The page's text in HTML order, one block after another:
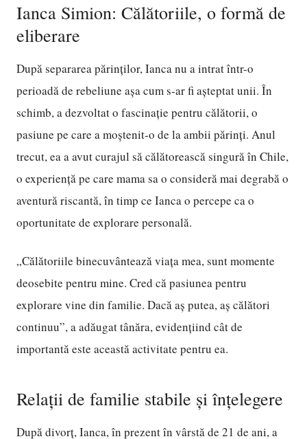
Ianca Simion: Călătoriile, o formă de
eliberare
După separarea părinților, Ianca nu a intrat într-o
perioadă de rebeliune așa cum s-ar fi așteptat unii. În
schimb, a dezvoltat o fascinație pentru călătorii, o
pasiune pe care a moștenit-o de la ambii părinți. Anul
trecut, ea a avut curajul să călătorească singură în Chile,
o experiență pe care mama sa o consideră mai degrabă o
aventură riscantă, în timp ce Ianca o percepe ca o
oportunitate de explorare personală.
„Călătoriile binecuvântează viața mea, sunt momente
deosebite pentru mine. Cred că pasiunea pentru
explorare vine din familie. Dacă aș putea, aș călători
continuu”, a adăugat tânăra, evidențiind cât de
importantă este această activitate pentru ea.
Relații de familie stabile și înțelegere
După divorț, Ianca, în prezent în vârstă de 21 de ani, a